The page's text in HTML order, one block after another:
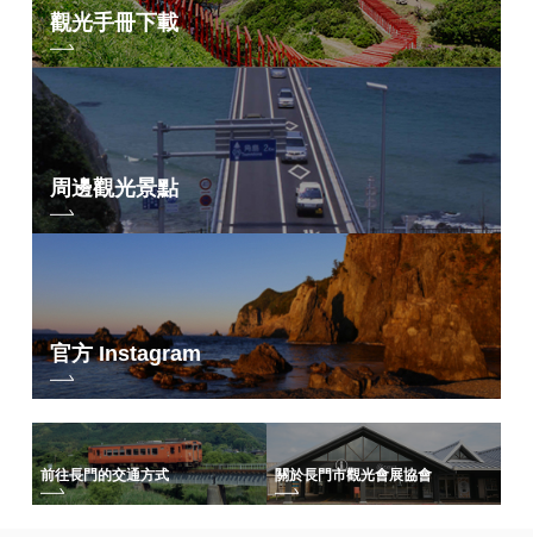
觀光手冊下載
周邊觀光景點
官方 Instagram
前往長門的交通方式 關於長門市觀光會展協會